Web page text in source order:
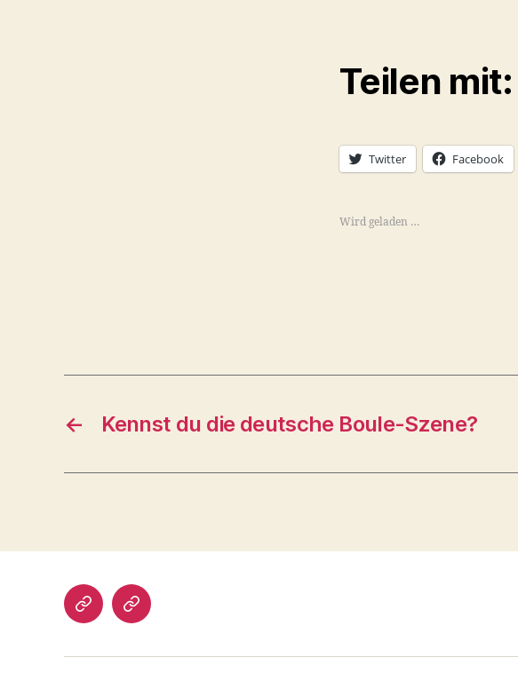
Teilen mit:
Twitter Facebook
Wird geladen …
← Kennst du die deutsche Boule-Szene?
Impressum/DatSchutz
Beliebte
Kugeln